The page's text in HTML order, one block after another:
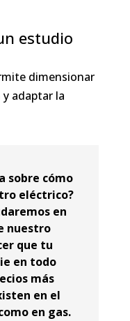
estudio
dimensionar
adaptar la
sobre cómo
eléctrico?
en
nuestro
que tu
en todo
más
en el
en gas.